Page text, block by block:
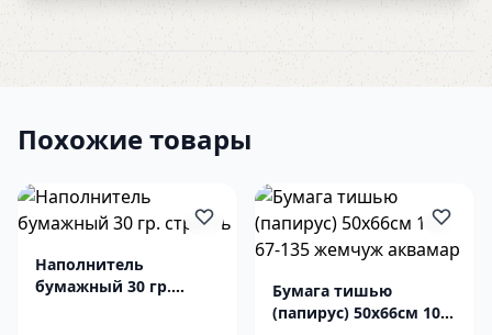
Похожие товары
Наполнитель
бумажный 30 гр.
Бумага тишью
(папирус) 50х66см 10л